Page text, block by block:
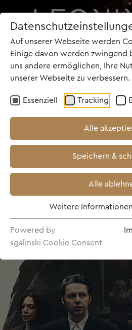
Auf unserer Webseite werden
Einige davon werden zwingend
uns andere ermöglichen, Ihre
unserer Webseite zu verbessern.
Essenziell Tracking
Alle
Speichern &
Alle
Weitere
Powered by
sgalinski Cookie Consent